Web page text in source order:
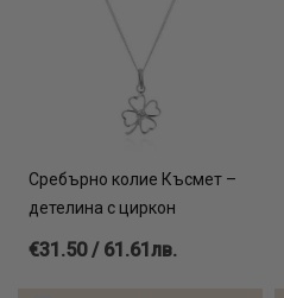
Сребърно колие Късмет –
детелина с циркон
€31.50 / 61.61лв.